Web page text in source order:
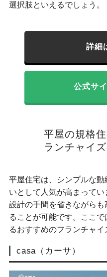
選択肢といえるでしょう。
詳細
公式サ
平屋の規格
ランチャイズ
平屋住宅は、シンプルな
いとして人気が高まってい
設計の手間を省きながら
ることが可能です。ここ
るおすすめのフランチャイ
casa（カーサ）